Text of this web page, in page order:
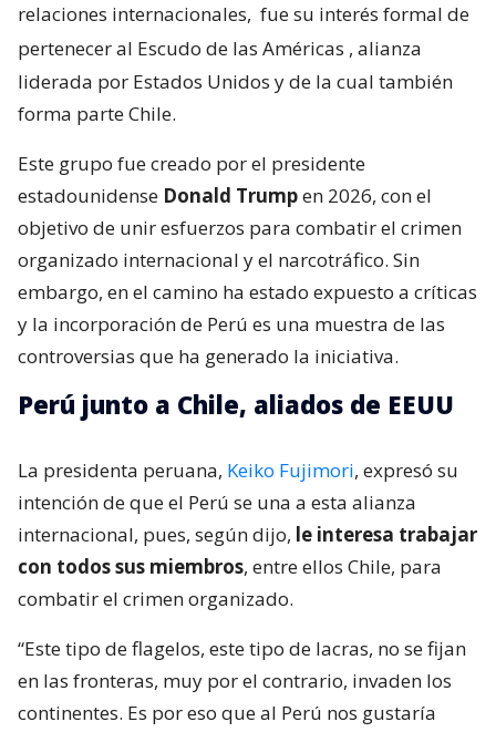
relaciones internacionales, fue su interés formal de
pertenecer al Escudo de las Américas , alianza
liderada por Estados Unidos y de la cual también
forma parte Chile.
Este grupo fue creado por el presidente
estadounidense Donald Trumpen 2026, con el
objetivo de unir esfuerzos para combatir el crimen
organizado internacional y el narcotráfico. Sin
embargo, en el camino ha estado expuesto a críticas
y la incorporación de Perú es una muestra de las
controversias que ha generado la iniciativa.
Perú junto a Chile, aliados de EEUU
La presidenta peruana, Keiko Fujimori, expresó su
intención de que el Perú se una a esta alianza
internacional, pues, según dijo, le interesa trabajar
con todos sus miembros, entre ellos Chile, para
combatir el crimen organizado.
“Este tipo de flagelos, este tipo de lacras, no se fijan
en las fronteras, muy por el contrario, invaden los
continentes. Es por eso que al Perú nos gustaría